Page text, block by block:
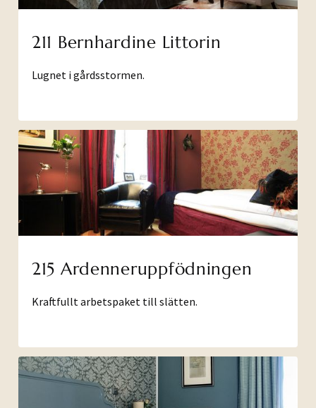
211 Bernhardine Littorin
Lugnet i gårdsstormen.
215 Ardenneruppfödningen
Kraftfullt arbetspaket till slätten.